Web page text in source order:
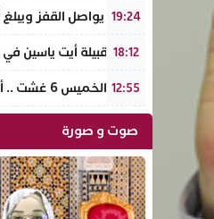
19:24
الذهب يواصل القفز ويبلغ أعلى مستوى في 7 أسابيع مدعوماً
18:12
ملتقى قبيلة أيت ياسين في دورته الـ63.. احتفاء بالتراث
12:55
طقس الخميس 6 غشت .. أجواء حارة بعدد من مناطق المملكة
صوت و صورة